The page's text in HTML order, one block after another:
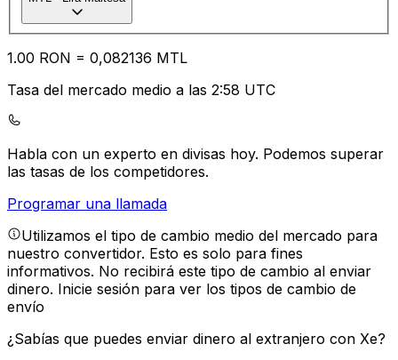
1.00 RON = 0,082136 MTL
Tasa del mercado medio a las 2:58 UTC
Habla con un experto en divisas hoy. Podemos superar
las tasas de los competidores.
Programar una llamada
Utilizamos el tipo de cambio medio del mercado para
nuestro convertidor. Esto es solo para fines
informativos. No recibirá este tipo de cambio al enviar
dinero. Inicie sesión para ver los tipos de cambio de
envío
¿Sabías que puedes enviar dinero al extranjero con Xe?